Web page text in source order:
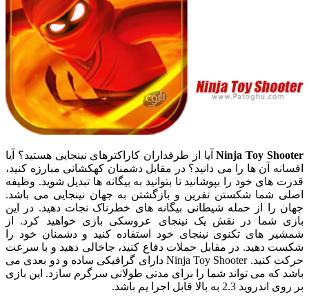
Ninja Toy Shooter آیا از طرفداران کاراکترهای نینجایی هستید؟ آیا
افسانه آن ها را می دانید؟ در مقابل دشمنان کهکشانی مبارزه کنید،
قدرت های خود را بپوشانید تا بتوانید به بیگانه ها تبدیل شوید. وظیفه
اصلی شما شکستن نفرین و بازگشتن به جهان نینجایی می باشد.
جهان را از حمله شیطانی بیگانه های خطرناک نجات دهید. در این
بازی شما در نقش یک نینجای عروسکی بازی خواهید کرد. از
شمشیر های تکنوی نینجای خود استفاده کنید و دشمنان خود را
شکست دهید. در مقابل حملات دفاع کنید، جاخالی دهید و با سرعت
حرکت کنید. Ninja Toy Shooter دارای گرافیکی ساده و دو بعدی می
باشد که می تواند شما را برای مدتی طولانی سرگرم سازد. این بازی
بر روی اندروید 2.3 به بالا قابل اجرا یم باشد.